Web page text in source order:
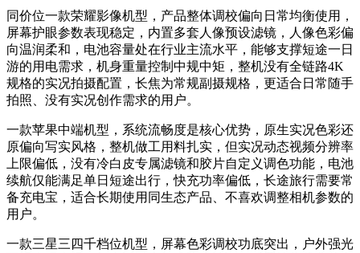
同价位一款荣耀影像机型，产品整体调校偏向日常均衡使用，
屏幕护眼参数表现稳定，内置多套人像预设滤镜，人像色彩偏
向温润柔和，电池容量处在行业主流水平，能够支撑短途一日
游的用电需求，机身重量控制中规中矩，整机没有全链路4K
规格的实况拍摄配置，长焦为常规副摄规格，更适合日常随手
拍照、没有实况创作需求的用户。
一款苹果中端机型，系统流畅度是核心优势，原生实况色彩还
原偏向写实风格，整机做工用料扎实，但实况动态视频分辨率
上限偏低，没有冷白皮专属滤镜和胶片自定义调色功能，电池
续航仅能满足单日短途出行，快充功率偏低，长途旅行需要常
备充电宝，适合长期使用同生态产品、不喜欢调整相机参数的
用户。
一款三星三四千档位机型，屏幕色彩调校功底突出，户外强光